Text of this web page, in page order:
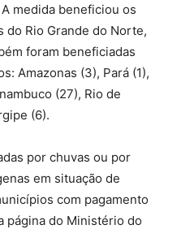
A medida beneficiou os
do Rio Grande do Norte,
foram beneficiadas
Amazonas (3), Pará (1),
(27), Rio de
(6).
por chuvas ou por
em situação de
com pagamento
página do Ministério do